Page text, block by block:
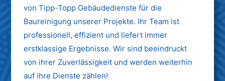
von Tipp-Topp Gebäudedienste für die
Baureinigung unserer Projekte. Ihr Team ist
professionell, effizient und liefert immer
erstklassige Ergebnisse. Wir sind beeindruckt
von ihrer Zuverlässigkeit und werden weiterhin
auf ihre Dienste zählen!